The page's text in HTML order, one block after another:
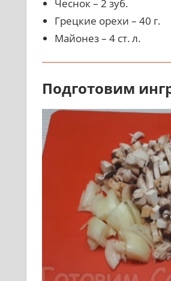
Чеснок – 2 зуб.
Грецкие орехи – 40 г.
Майонез – 4 ст. л.
Подготовим